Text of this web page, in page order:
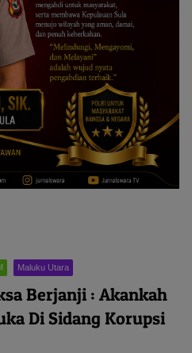
Maluku Utara
Berjanji : Akankah
Di Sidang Korupsi